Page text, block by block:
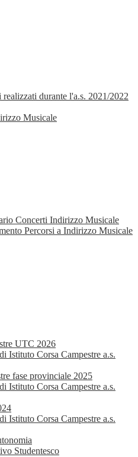
realizzati durante l'a.s. 2021/2022
Musicale
Concerti Indirizzo Musicale
Percorsi a Indirizzo Musicale
UTC 2026
Istituto Corsa Campestre a.s.
fase provinciale 2025
Istituto Corsa Campestre a.s.
Istituto Corsa Campestre a.s.
Studentesco